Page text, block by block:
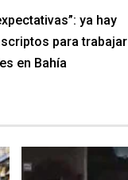
ya hay
para trabajar
en Bahía​